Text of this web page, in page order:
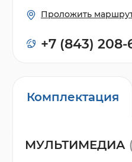
Комплектация
МУЛЬТИМЕДИА
Проложить
+7 (843) 208-